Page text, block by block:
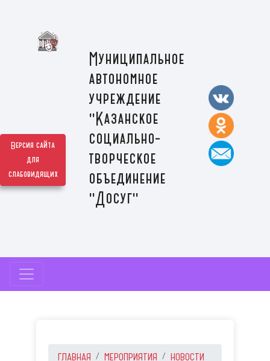
Версия сайта
для
слабовидящих
Муниципальное
автономное
учреждение
"Казанское
социально-
творческое
объединение
"Досуг"
ГЛАВНАЯ МЕРОПРИЯТИЯ НОВОСТИ